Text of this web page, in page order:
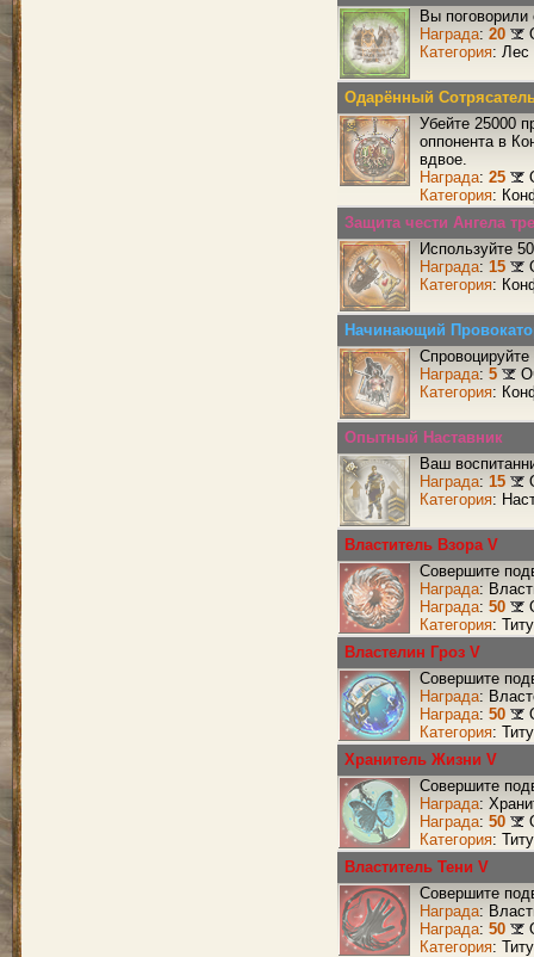
Вы
Награда: 20
Категория: Лес
Одарённый
Убейте 25000
оппонента в
вдвое.
Награда: 25
Категория:
Защита чести Ангела
Используйте
Награда: 15
Категория:
Начинающий
Награда: 5
Категория:
Опытный Наставник
Ваш
Награда: 15
Категория:
Властитель Взора V
Совершите
Награда:
Награда: 50
Категория:
Властелин Гроз V
Совершите
Награда:
Награда: 50
Категория:
Хранитель Жизни V
Совершите
Награда:
Награда: 50
Категория:
Властитель Тени V
Совершите
Награда:
Награда: 50
Категория: